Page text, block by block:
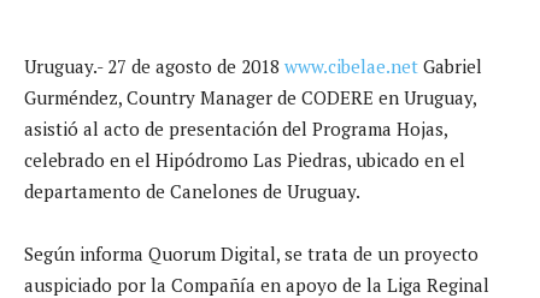
Uruguay.- 27 de agosto de 2018 www.cibelae.net Gabriel
Gurméndez, Country Manager de CODERE en Uruguay,
asistió al acto de presentación del Programa Hojas,
celebrado en el Hipódromo Las Piedras, ubicado en el
departamento de Canelones de Uruguay.
Según informa Quorum Digital, se trata de un proyecto
auspiciado por la Compañía en apoyo de la Liga Reginal